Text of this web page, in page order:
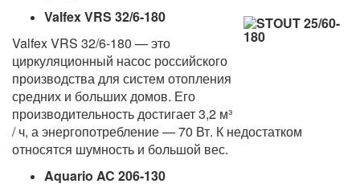
Valfex VRS 32/6-180
Valfex VRS 32/6-180 — это
циркуляционный насос российского
производства для систем отопления
средних и больших домов. Его
производительность достигает 3,2 м³
/ ч, а энергопотребление — 70 Вт. К недостатком
относятся шумность и большой вес.
Aquario AC 206-130